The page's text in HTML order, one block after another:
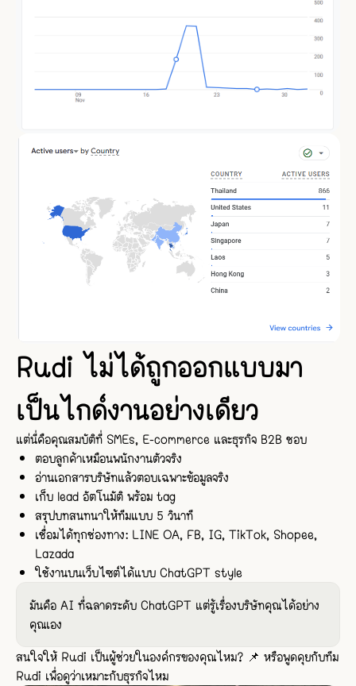
Rudi ไม่ได้ถูกออกแบบมา
เป็นไกด์งานอย่างเดียว
แต่นี่คือคุณสมบัติที่ SMEs, E-commerce และธุรกิจ B2B ชอบ
ตอบลูกค้าเหมือนพนักงานตัวจริง
อ่านเอกสารบริษัทแล้วตอบเฉพาะข้อมูลจริง
เก็บ lead อัตโนมัติ พร้อม tag
สรุปบทสนทนาให้ทีมแบบ 5 วินาที
เชื่อมได้ทุกช่องทาง: LINE OA, FB, IG, TikTok, Shopee,
Lazada
ใช้งานบนเว็บไซต์ได้แบบ ChatGPT style
มันคือ AI ที่ฉลาดระดับ ChatGPT แต่รู้เรื่องบริษัทคุณได้อย่าง
คุณเอง
สนใจให้ Rudi เป็นผู้ช่วยในองค์กรของคุณไหม? 📌 หรือพูดคุยกับทีม
Rudi เพื่อดูว่าเหมาะกับธุรกิจไหม